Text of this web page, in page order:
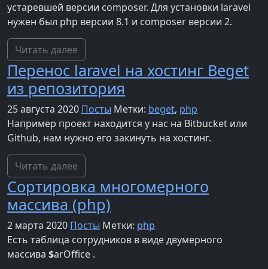
устаревшей версии composer. Для установки laravel
нужен был php версии 8.1 и composer версии 2.
Читать далее
Перенос laravel на хостинг Beget
из репозитория
25 августа 2020 Посты Метки: beget, php
Например проект находится у нас на Bitbucket или
Github, нам нужно его закинуть на хостинг.
Читать далее
Сортировка многомерного
массива (php)
2 марта 2020 Посты Метки: php
Есть таблица сотрудников в виде двумерного
массива $arOffice .